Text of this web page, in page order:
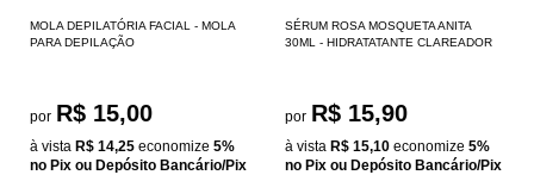
MOLA DEPILATÓRIA FACIAL - MOLA
PARA DEPILAÇÃO
por R$ 15,00
à vista R$ 14,25 economize 5%
no Pix ou Depósito Bancário/Pix
SÉRUM ROSA MOSQUETA ANITA
30ML - HIDRATATANTE CLAREADOR
por R$ 15,90
à vista R$ 15,10 economize 5%
no Pix ou Depósito Bancário/Pix